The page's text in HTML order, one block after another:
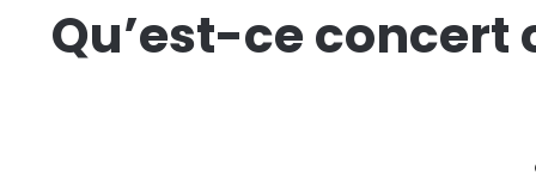
Qu’est-ce concert